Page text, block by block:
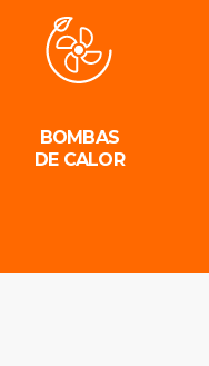
BOMBAS
DE CALOR